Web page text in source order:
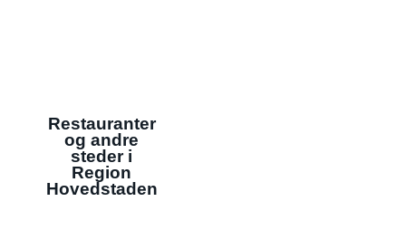
Restauranter
og andre
steder i
Region
Hovedstaden